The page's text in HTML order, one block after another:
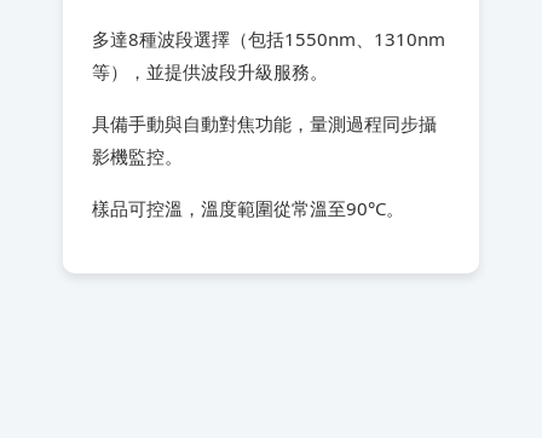
多達8種波段選擇（包括1550nm、1310nm
等），並提供波段升級服務。
具備手動與自動對焦功能，量測過程同步攝
影機監控。
樣品可控溫，溫度範圍從常溫至90°C。